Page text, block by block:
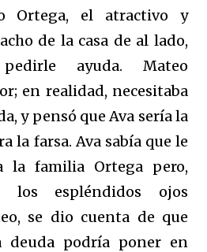
Ortega, el atractivo y
de la casa de al lado,
ayuda. Mateo
en realidad, necesitaba
y pensó que Ava sería la
la farsa. Ava sabía que le
la familia Ortega pero,
espléndidos ojos
se dio cuenta de que
deuda podría poner en